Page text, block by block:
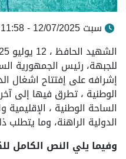
سبت 12/07/2025 - 11:58
للجبهة، رئيس الجمهورية
إشرافه على إفتتاح اشغال
الوطنية ، تطرق فيها إلى
الساحة الوطنية ،
الدولية الراهنة، وما
وفيما يلي النص الكامل